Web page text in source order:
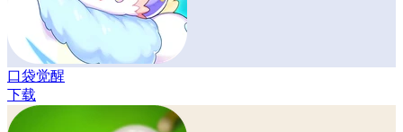
口袋觉醒
下载